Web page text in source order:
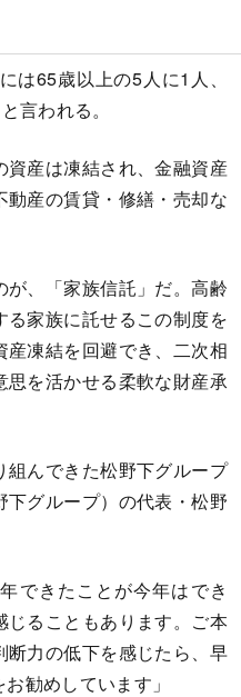
65歳以上の5人に1人、
言われる。
産は凍結され、金融資産
産の賃貸・修繕・売却な
、「家族信託」だ。高齢
家族に託せるこの制度を
凍結を回避でき、二次相
を活かせる柔軟な財産承
んできた松野下グループ
グループ）の代表・松野
できたことが今年はでき
ることもあります。ご本
断力の低下を感じたら、早
勧めしています」